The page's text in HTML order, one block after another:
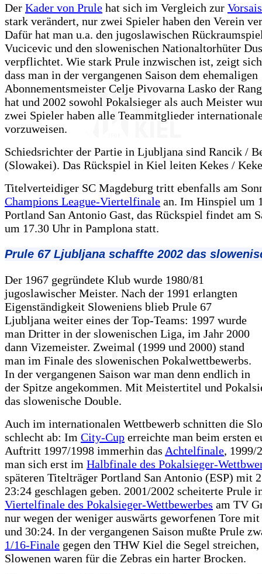
Der Kader von Prule hat sich im Vergleich zur
stark verändert, nur zwei Spieler haben den Verein
Dafür hat man u.a. den jugoslawischen
Vucicevic und den slowenischen Nationaltorhüter
verpflichtet. Wie stark Prule inzwischen ist, zeigt
dass man in der vergangenen Saison dem ehemaligen
Abonnementsmeister Celje Pivovarna Lasko der
hat und 2002 sowohl Pokalsieger als auch Meister
zwei Spieler haben alle Teammitglieder
vorzuweisen.
Schiedsrichter der Partie in Ljubljana sind Rancik /
(Slowakei). Das Rückspiel in Kiel leiten Kekes /
Titelverteidiger SC Magdeburg tritt ebenfalls am
Champions League-Viertelfinale an. Im Hinspiel um
Portland San Antonio Gast, das Rückspiel findet am
um 17.30 Uhr in Pamplona statt.
Prule 67 Ljubljana schaffte 2002 das
Der 1967 gegründete Klub wurde 1980/81
jugoslawischer Meister. Nach der 1991 erlangten
Eigenständigkeit Sloweniens blieb Prule 67
Ljubljana weiter eines der Top-Teams: 1997 wurde
man Dritter in der slowenischen Liga, im Jahr 2000
dann Vizemeister. Zweimal (1999 und 2000) stand
man im Finale des slowenischen Pokalwettbewerbs.
In der vergangenen Saison war man denn endlich in
der Spitze angekommen. Mit Meistertitel und
das slowenische Double.
Auch im internationalen Wettbewerb schnitten die
schlecht ab: Im City-Cup erreichte man beim ersten
Auftritt 1997/1998 immerhin das Achtelfinale, 1999/
man sich erst im Halbfinale des Pokalsieger-
späteren Titelträger Portland San Antonio (ESP) mit
23:24 geschlagen geben. 2001/2002 scheiterte Prule
Viertelfinale des Pokalsieger-Wettbewerbes am TV
nur wegen der weniger auswärts geworfenen Tore
und 30:24. In der vergangenen Saison mußte Prule
1/16-Finale gegen den THW Kiel die Segel streichen,
Slowenen waren für die Zebras ein harter Brocken.